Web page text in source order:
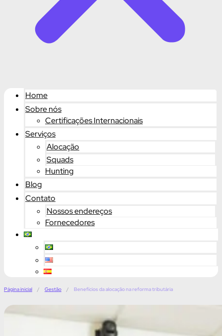
Home
Sobre nós
Certificações Internacionais
Serviços
Alocação
Squads
Hunting
Blog
Contato
Nossos endereços
Fornecedores
Página inicial / Gestão / Benefícios da alocação na reforma tributária